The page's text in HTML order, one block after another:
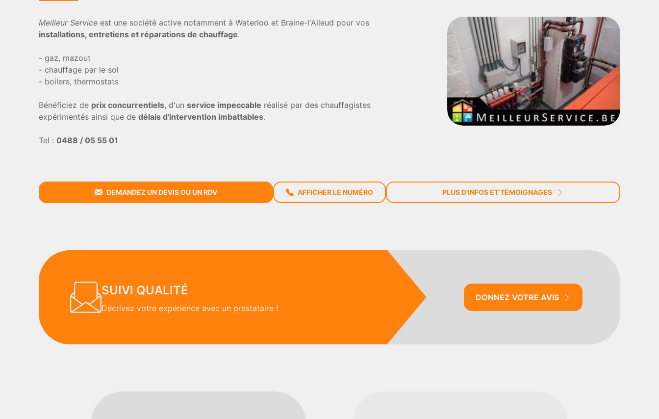
Meilleur Service est une société active notamment à Waterloo et Braine-l'Alleud pour vos
installations, entretiens et réparations de chauffage.
- gaz, mazout
- chauffage par le sol
- boilers, thermostats
Bénéficiez de prix concurrentiels, d'unservice impeccable réalisé par des chauffagistes
expérimentés ainsi que dedélais d'intervention imbattables.
Tel : 0488 / 05 55 01
DEMANDEZ UN DEVIS OU UN RDV AFFICHER LE NUMÉRO PLUS D'INFOS ET TÉMOIGNAGES
SUIVI QUALITÉ
Décrivez votre expérience avec un prestataire !
DONNEZ VOTRE AVIS